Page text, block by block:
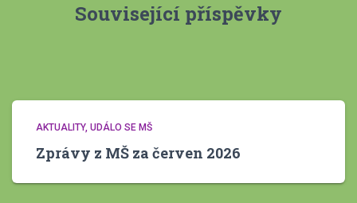
Související příspěvky
AKTUALITY UDÁLO SE MŠ
Zprávy z MŠ za červen 2026